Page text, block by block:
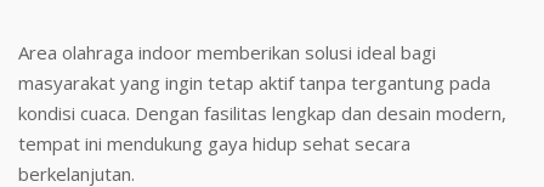
Area olahraga indoor memberikan solusi ideal bagi
masyarakat yang ingin tetap aktif tanpa tergantung pada
kondisi cuaca. Dengan fasilitas lengkap dan desain modern,
tempat ini mendukung gaya hidup sehat secara
berkelanjutan.